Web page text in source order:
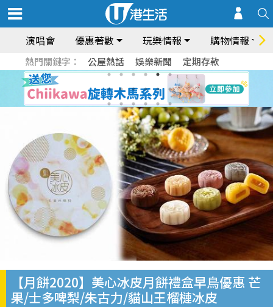
演唱會 優惠著數 玩樂情報 購物情報
熱門關鍵字： 公屋熱話 娛樂新聞 定期存款
【月餅2020】美心冰皮月餅禮盒早鳥優惠 芒
果/士多啤梨/朱古力/貓山王榴槤冰皮